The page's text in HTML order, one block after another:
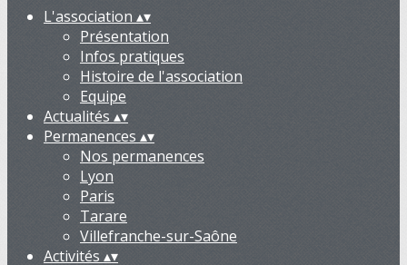
L'association ▴▾
Présentation
Infos pratiques
Histoire de l'association
Equipe
Actualités ▴▾
Permanences ▴▾
Nos permanences
Lyon
Paris
Tarare
Villefranche-sur-Saône
Activités ▴▾